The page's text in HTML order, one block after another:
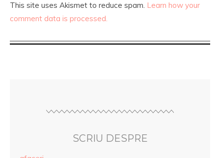
This site uses Akismet to reduce spam. Learn how your
comment data is processed.
SCRIU DESPRE